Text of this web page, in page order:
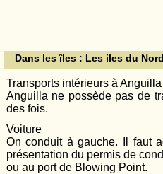
Dans les îles : Les iles du
Transports intérieurs à
Anguilla ne possède pas de
des fois.
Voiture
On conduit à gauche. Il faut
présentation du permis de
ou au port de Blowing Point.